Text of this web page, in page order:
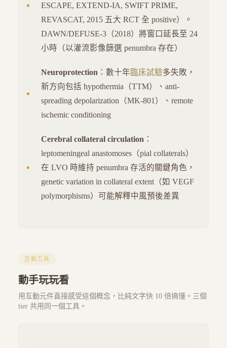
ESCAPE, EXTEND-IA, SWIFT PRIME,
REVASCAT, 2015 五大 RCT 全 positive）。
DAWN/DEFUSE-3（2018）將窗口延長至 24
小時（以灌流影像篩選 penumbra 存在）
Neuroprotection ：數十年臨床試驗多失敗，
新方向包括 hypothermia（TTM）、anti-
spreading depolarization（MK-801）、remote
ischemic conditioning
Cerebral collateral circulation ：
leptomeningeal anastomoses（pial collaterals）
在 LVO 時維持 penumbra 存活的關鍵角色，
genetic variation in collateral extent（如 VEGF
polymorphisms）可能解釋中風預後差異
互動工具
動手玩玩看
用互動元件直接感受這個概念，比純文字快 10 倍搞懂。三個
tier 共用同一個工具。